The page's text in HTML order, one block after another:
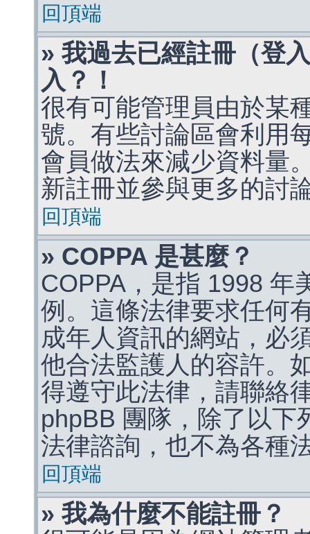
回頂端
» 我過去已經註冊（登
入？！
很有可能管理員由於某
號。有些討論區會利用
會員做法來減少資料量
新註冊並參與更多的討
回頂端
» COPPA 是甚麼？
COPPA，是指 1998 年
例。這條法律要求任何
成年人資訊的網站，必
他合法監護人的容許。
得遵守此法律，請聯絡
phpBB 團隊，除了以下
法律諮詢，也不為各種
回頂端
» 我為什麼不能註冊？